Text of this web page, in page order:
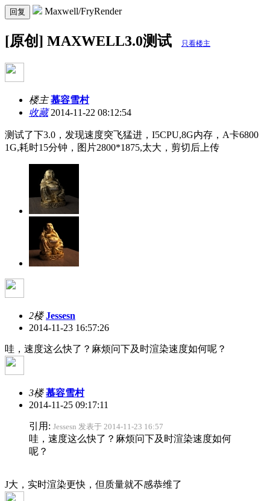
回复 Maxwell/FryRender
[原创] MAXWELL3.0测试 只看楼主
楼主 慕容雪村
收藏2014-11-22 08:12:54
测试了下3.0，发现速度突飞猛进，I5CPU,8G内存，A卡6800
1G,耗时15分钟，图片2800*1875,太大，剪切后上传
2楼 Jessesn
2014-11-23 16:57:26
哇，速度这么快了？麻烦问下及时渲染速度如何呢？
3楼 慕容雪村
2014-11-25 09:17:11
引用: Jessesn 发表于 2014-11-23 16:57
哇，速度这么快了？麻烦问下及时渲染速度如何
呢？
J大，实时渲染更快，但质量就不感恭维了